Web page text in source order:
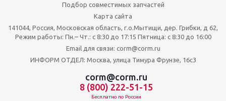
Подбор совместимых запчастей
Карта сайта
141044, Россия, Московская область, г.о.Мытищи, дер. Грибки, д 62,
Режим работы: Пн.– Чт.: с 8:30 до 17:15 Пятница: c 8:30 до 16:00
Email для связи: corm@corm.ru
ИНФОРМ ОТДЕЛ: Москва, улица Тимура Фрунзе, 16с3
corm@corm.ru
8 (800) 222-51-15
Бесплатно по России